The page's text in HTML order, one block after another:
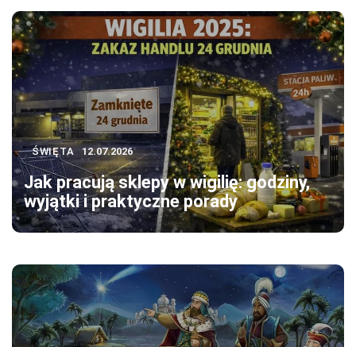
ŚWIĘTA 12.07.2026
Jak pracują sklepy w wigilię: godziny,
wyjątki i praktyczne porady